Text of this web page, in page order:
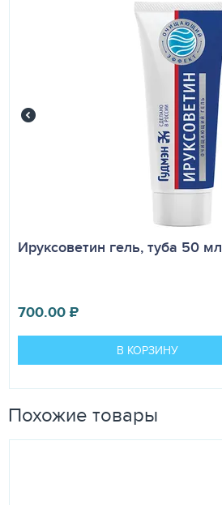
Ируксоветин гель, туба 50 мл
700.00₽
В КОРЗИНУ
Похожие товары